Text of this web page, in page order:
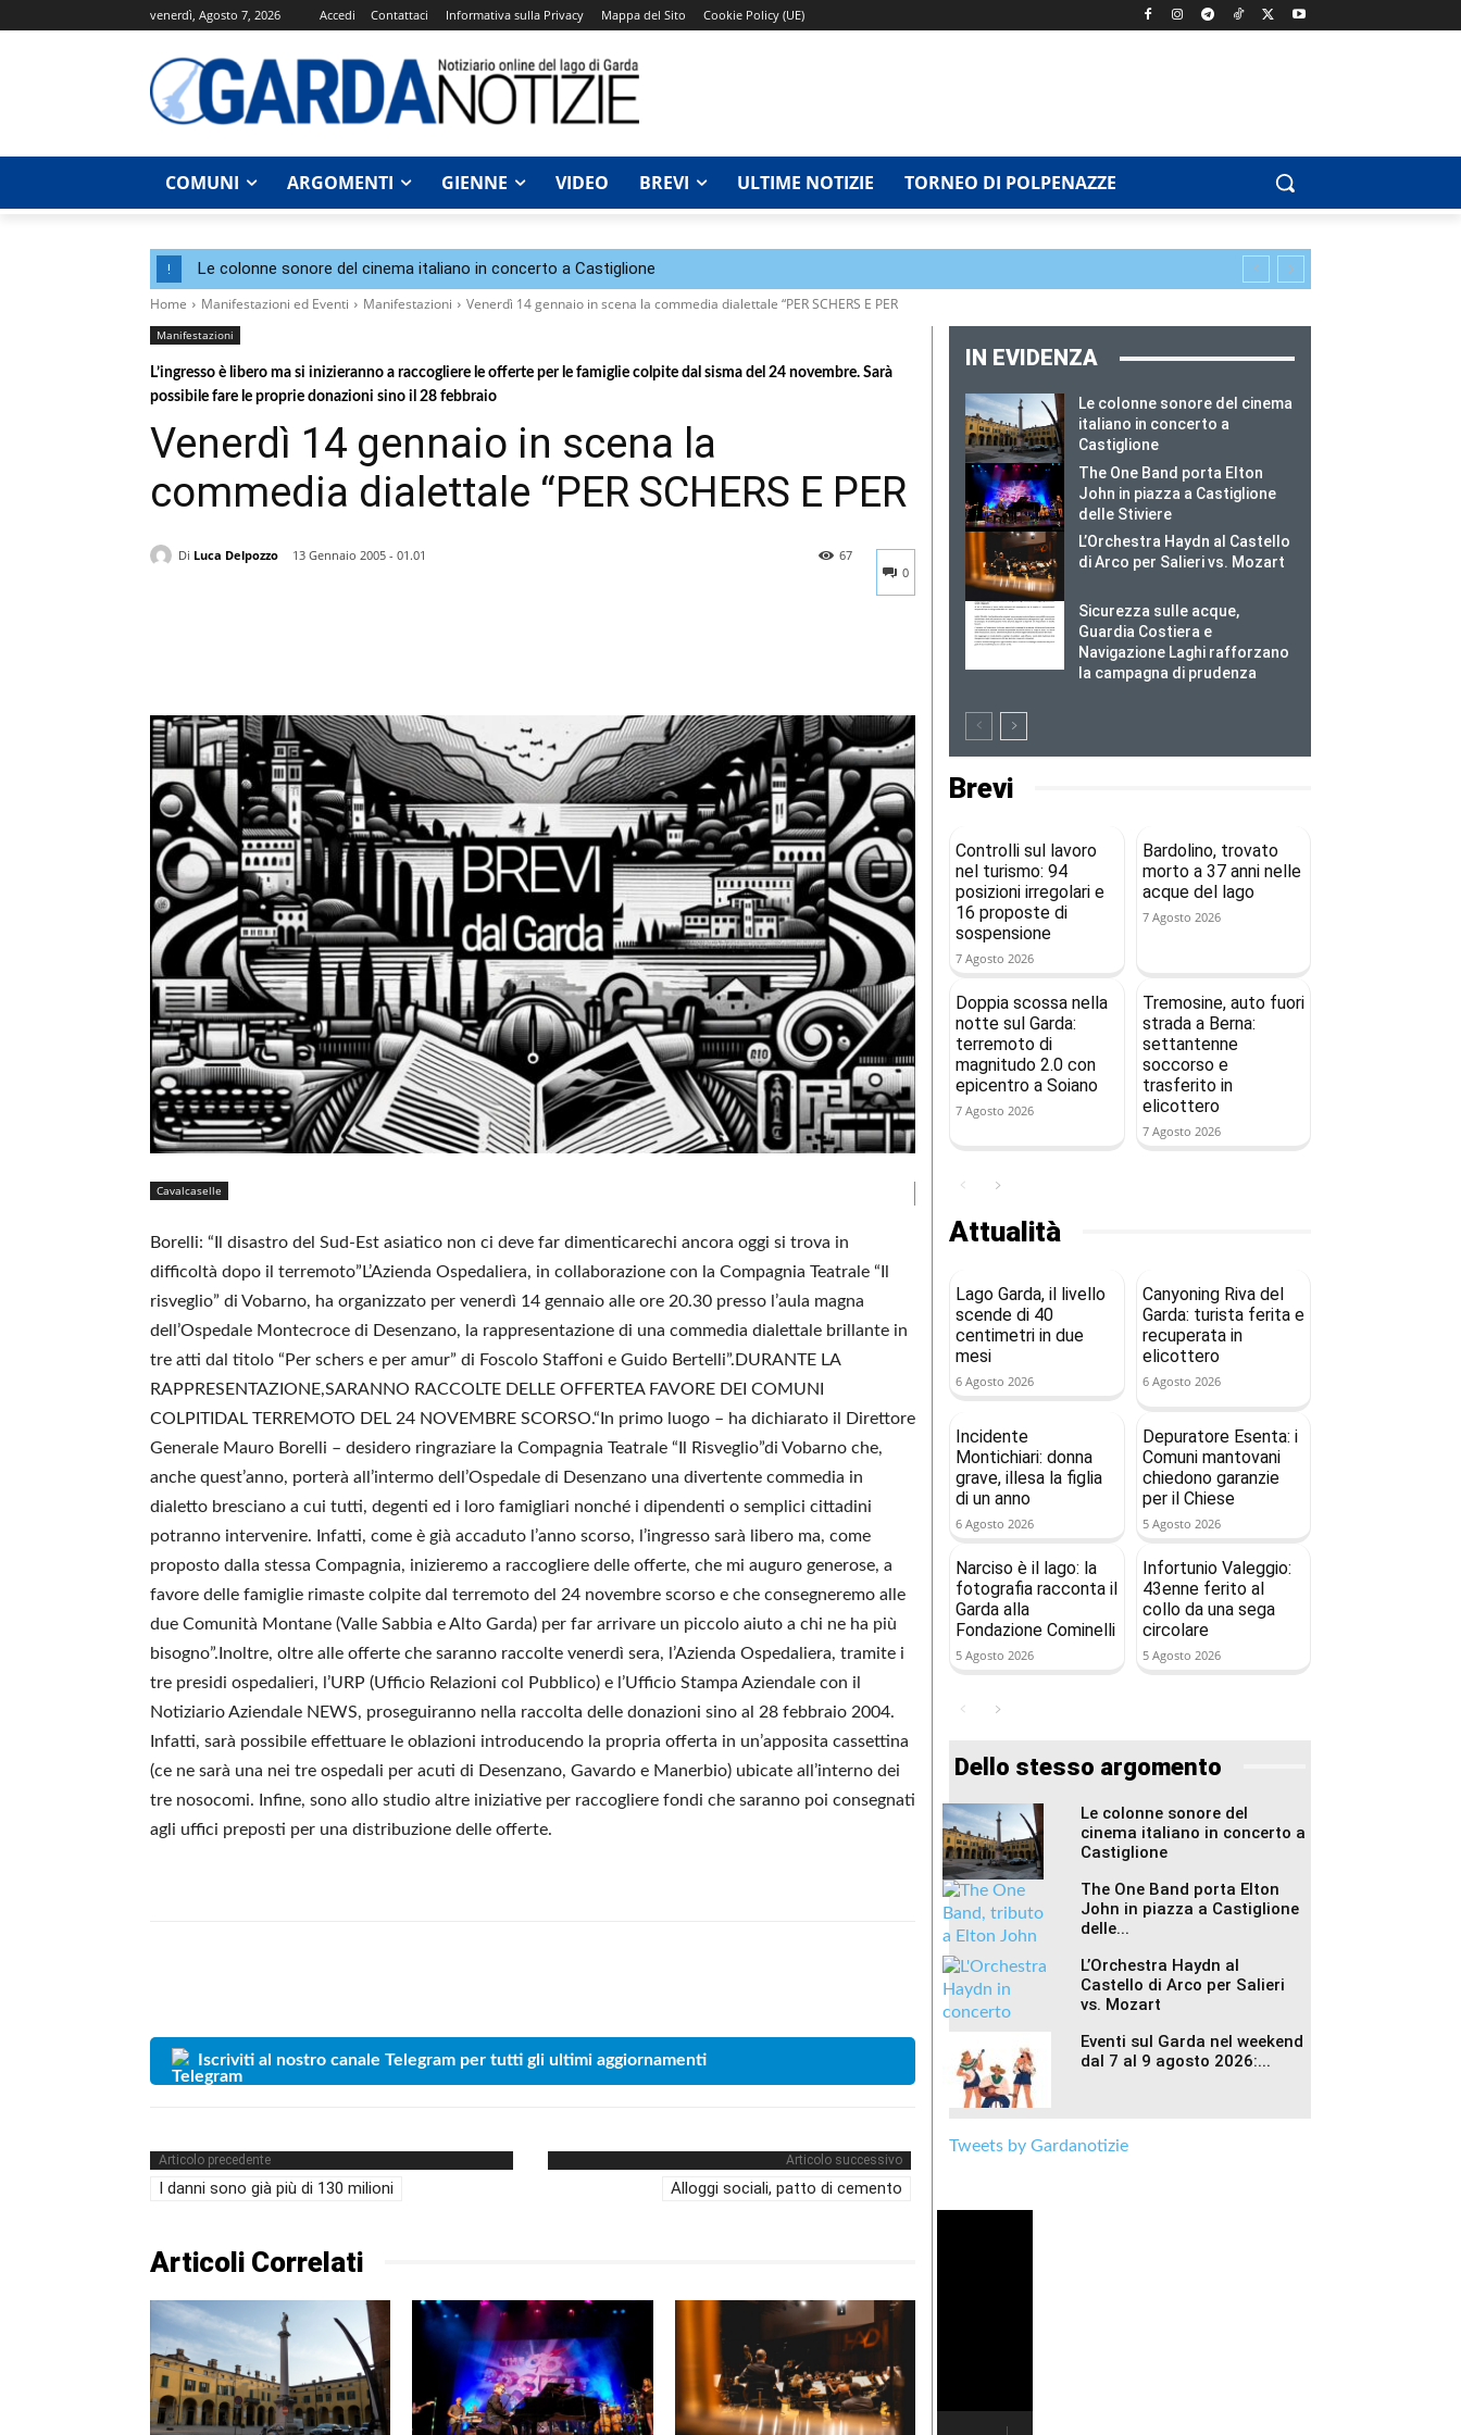
venerdì, Agosto 7, 2026 Accedi Contattaci Informativa sulla Privacy Mappa del Sito Cookie Policy (UE)
COMUNI ARGOMENTI GIENNE VIDEO BREVI ULTIME NOTIZIE TORNEO DI POLPENAZZE
! Le colonne sonore del cinema italiano in concerto a Castiglione
Home Manifestazioni ed Eventi Manifestazioni Venerdì 14 gennaio in scena la commedia dialettale “PER SCHERS E PER
Manifestazioni
L’ingresso è libero ma si inizieranno a raccogliere le offerte per le famiglie colpite dal sisma del 24 novembre. Sarà
possibile fare le proprie donazioni sino il 28 febbraio
Venerdì 14 gennaio in scena la
commedia dialettale “PER SCHERS E PER
Di Luca Delpozzo
13 Gennaio 2005 - 01.01
0
67
Cavalcaselle
Borelli: “Il disastro del Sud-Est asiatico non ci deve far dimenticarechi ancora oggi si trova in
difficoltà dopo il terremoto”L’Azienda Ospedaliera, in collaborazione con la Compagnia Teatrale “Il
risveglio” di Vobarno, ha organizzato per venerdì 14 gennaio alle ore 20.30 presso l’aula magna
dell’Ospedale Montecroce di Desenzano, la rappresentazione di una commedia dialettale brillante in
tre atti dal titolo “Per schers e per amur” di Foscolo Staffoni e Guido Bertelli”.DURANTE LA
RAPPRESENTAZIONE,SARANNO RACCOLTE DELLE OFFERTEA FAVORE DEI COMUNI
COLPITIDAL TERREMOTO DEL 24 NOVEMBRE SCORSO.“In primo luogo – ha dichiarato il Direttore
Generale Mauro Borelli – desidero ringraziare la Compagnia Teatrale “Il Risveglio”di Vobarno che,
anche quest’anno, porterà all’intermo dell’Ospedale di Desenzano una divertente commedia in
dialetto bresciano a cui tutti, degenti ed i loro famigliari nonché i dipendenti o semplici cittadini
potranno intervenire. Infatti, come è già accaduto l’anno scorso, l’ingresso sarà libero ma, come
proposto dalla stessa Compagnia, inizieremo a raccogliere delle offerte, che mi auguro generose, a
favore delle famiglie rimaste colpite dal terremoto del 24 novembre scorso e che consegneremo alle
due Comunità Montane (Valle Sabbia e Alto Garda) per far arrivare un piccolo aiuto a chi ne ha più
bisogno”.Inoltre, oltre alle offerte che saranno raccolte venerdì sera, l’Azienda Ospedaliera, tramite i
tre presidi ospedalieri, l’URP (Ufficio Relazioni col Pubblico) e l’Ufficio Stampa Aziendale con il
Notiziario Aziendale NEWS, proseguiranno nella raccolta delle donazioni sino al 28 febbraio 2004.
Infatti, sarà possibile effettuare le oblazioni introducendo la propria offerta in un’apposita cassettina
(ce ne sarà una nei tre ospedali per acuti di Desenzano, Gavardo e Manerbio) ubicate all’interno dei
tre nosocomi. Infine, sono allo studio altre iniziative per raccogliere fondi che saranno poi consegnati
agli uffici preposti per una distribuzione delle offerte.
Iscriviti al nostro canale Telegram per tutti gli ultimi aggiornamenti
Articolo precedente
I danni sono già più di 130 milioni
Articolo successivo
Alloggi sociali, patto di cemento
Articoli Correlati
IN EVIDENZA
Le colonne sonore del cinema
italiano in concerto a
Castiglione
The One Band porta Elton
John in piazza a Castiglione
delle Stiviere
L’Orchestra Haydn al Castello
di Arco per Salieri vs. Mozart
Sicurezza sulle acque,
Guardia Costiera e
Navigazione Laghi rafforzano
la campagna di prudenza
Brevi
Controlli sul lavoro
nel turismo: 94
posizioni irregolari e
16 proposte di
sospensione
7 Agosto 2026
Bardolino, trovato
morto a 37 anni nelle
acque del lago
7 Agosto 2026
Doppia scossa nella
notte sul Garda:
terremoto di
magnitudo 2.0 con
epicentro a Soiano
7 Agosto 2026
Tremosine, auto fuori
strada a Berna:
settantenne
soccorso e
trasferito in
elicottero
7 Agosto 2026
Attualità
Lago Garda, il livello
scende di 40
centimetri in due
mesi
6 Agosto 2026
Canyoning Riva del
Garda: turista ferita e
recuperata in
elicottero
6 Agosto 2026
Incidente
Montichiari: donna
grave, illesa la figlia
di un anno
6 Agosto 2026
Depuratore Esenta: i
Comuni mantovani
chiedono garanzie
per il Chiese
5 Agosto 2026
Narciso è il lago: la
fotografia racconta il
Garda alla
Fondazione Cominelli
5 Agosto 2026
Infortunio Valeggio:
43enne ferito al
collo da una sega
circolare
5 Agosto 2026
Dello stesso argomento
Le colonne sonore del
cinema italiano in concerto a
Castiglione
The One Band porta Elton
John in piazza a Castiglione
delle...
L’Orchestra Haydn al
Castello di Arco per Salieri
vs. Mozart
Eventi sul Garda nel weekend
dal 7 al 9 agosto 2026:...
Tweets by Gardanotizie